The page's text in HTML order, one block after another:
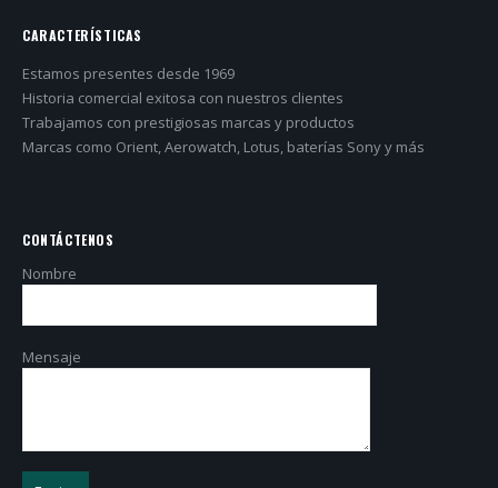
CARACTERÍSTICAS
Estamos presentes desde 1969
Historia comercial exitosa con nuestros clientes
Trabajamos con prestigiosas marcas y productos
Marcas como Orient, Aerowatch, Lotus, baterías Sony y más
CONTÁCTENOS
Nombre
Mensaje